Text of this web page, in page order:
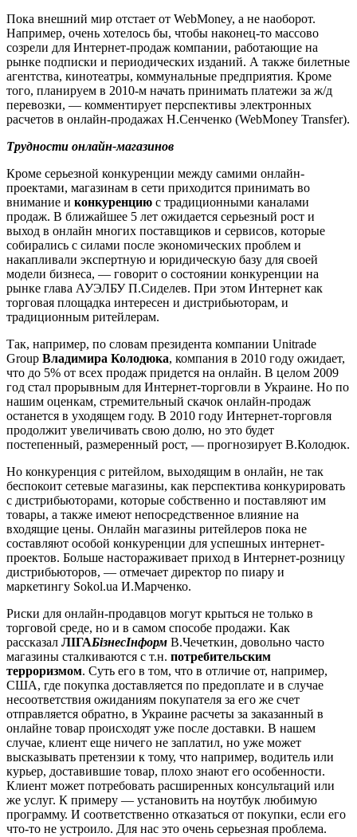
Пока внешний мир отстает от WebMoney, а не наоборот.
Например, очень хотелось бы, чтобы наконец-то массово
созрели для Интернет-продаж компании, работающие на
рынке подписки и периодических изданий. А также билетные
агентства, кинотеатры, коммунальные предприятия. Кроме
того, планируем в 2010-м начать принимать платежи за ж/д
перевозки, — комментирует перспективы электронных
расчетов в онлайн-продажах Н.Сенченко (WebMoney Transfer).
Трудности онлайн-магазинов
Кроме серьезной конкуренции между самими онлайн-
проектами, магазинам в сети приходится принимать во
внимание и конкуренцию с традиционными каналами
продаж. В ближайшее 5 лет ожидается серьезный рост и
выход в онлайн многих поставщиков и сервисов, которые
собирались с силами после экономических проблем и
накапливали экспертную и юридическую базу для своей
модели бизнеса, — говорит о состоянии конкуренции на
рынке глава АУЭЛБУ П.Сиделев. При этом Интернет как
торговая площадка интересен и дистрибьюторам, и
традиционным ритейлерам.
Так, например, по словам президента компании Unitrade
Group Владимира Колодюка, компания в 2010 году ожидает,
что до 5% от всех продаж придется на онлайн. В целом 2009
год стал прорывным для Интернет-торговли в Украине. Но по
нашим оценкам, стремительный скачок онлайн-продаж
останется в уходящем году. В 2010 году Интернет-торговля
продолжит увеличивать свою долю, но это будет
постепенный, размеренный рост, — прогнозирует В.Колодюк.
Но конкуренция с ритейлом, выходящим в онлайн, не так
беспокоит сетевые магазины, как перспектива конкурировать
с дистрибьюторами, которые собственно и поставляют им
товары, а также имеют непосредственное влияние на
входящие цены. Онлайн магазины ритейлеров пока не
составляют особой конкуренции для успешных интернет-
проектов. Больше настораживает приход в Интернет-розницу
дистрибьюторов, — отмечает директор по пиару и
маркетингу Sokol.ua И.Марченко.
Риски для онлайн-продавцов могут крыться не только в
торговой среде, но и в самом способе продажи. Как
рассказал ЛІГАБізнесІнформ В.Чечеткин, довольно часто
магазины сталкиваются с т.н. потребительским
терроризмом. Суть его в том, что в отличие от, например,
США, где покупка доставляется по предоплате и в случае
несоответствия ожиданиям покупателя за его же счет
отправляется обратно, в Украине расчеты за заказанный в
онлайне товар происходят уже после доставки. В нашем
случае, клиент еще ничего не заплатил, но уже может
высказывать претензии к тому, что например, водитель или
курьер, доставившие товар, плохо знают его особенности.
Клиент может потребовать расширенных консультаций или
же услуг. К примеру — установить на ноутбук любимую
программу. И соответственно отказаться от покупки, если его
что-то не устроило. Для нас это очень серьезная проблема.